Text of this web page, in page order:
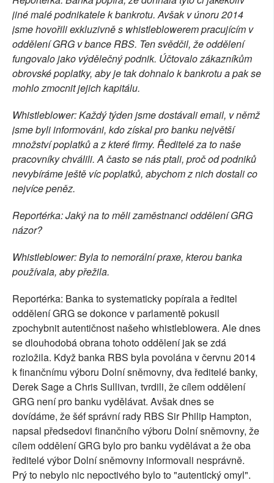
jiné malé podnikatele k bankrotu. Avšak v únoru 2014
jsme hovořili exkluzivně s whistleblowerem pracujícím v
oddělení GRG v bance RBS. Ten svědčil, že oddělení
fungovalo jako výdělečný podnik. Účtovalo zákazníkům
obrovské poplatky, aby je tak dohnalo k bankrotu a pak se
mohlo zmocnit jejich kapitálu.
Whistleblower: Každý týden jsme dostávali email, v němž
jsme byli informováni, kdo získal pro banku největší
množství poplatků a z které firmy. Ředitelé za to naše
pracovníky chválili. A často se nás ptali, proč od podniků
nevybíráme ještě víc poplatků, abychom z nich dostali co
nejvíce peněz.
Reportérka: Jaký na to měli zaměstnanci oddělení GRG
názor?
Whistleblower: Byla to nemorální praxe, kterou banka
používala, aby přežila.
Reportérka: Banka to systematicky popírala a ředitel
oddělení GRG se dokonce v parlamentě pokusil
zpochybnit autentičnost našeho whistleblowera. Ale dnes
se dlouhodobá obrana tohoto oddělení jak se zdá
rozložila. Když banka RBS byla povolána v červnu 2014
k finančnímu výboru Dolní sněmovny, dva ředitelé banky,
Derek Sage a Chris Sullivan, tvrdili, že cílem oddělení
GRG není pro banku vydělávat. Avšak dnes se
dovídáme, že šéf správní rady RBS Sir Philip Hampton,
napsal předsedovi finančního výboru Dolní sněmovny, že
cílem oddělení GRG bylo pro banku vydělávat a že oba
ředitelé výbor Dolní sněmovny informovali nesprávně.
Prý to nebylo nic nepoctivého bylo to "autentický omyl".